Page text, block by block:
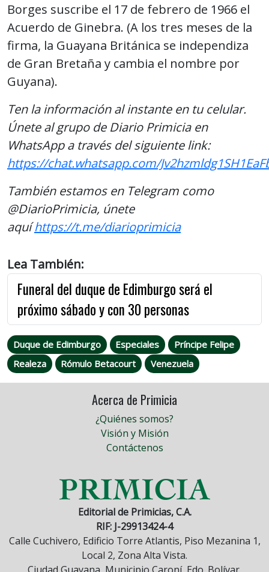
Borges suscribe el 17 de febrero de 1966 el
Acuerdo de Ginebra. (A los tres meses de la
firma, la Guayana Británica se independiza
de Gran Bretaña y cambia el nombre por
Guyana).
Ten la información al instante en tu celular.
Únete al grupo de Diario Primicia en
WhatsApp a través del siguiente link:
https://chat.whatsapp.com/
También estamos en Telegram como
@DiarioPrimicia, únete
aquíhttps://t.me/diarioprimicia
Lea También:
Funeral del duque de Edimburgo será el
próximo sábado y con 30 personas
Duque de Edimburgo Especiales
Príncipe Felipe
Realeza
Rómulo Betacourt Venezuela
Acerca de Primicia
¿Quiénes somos?
Visión y Misión
Contáctenos
Editorial de Primicias, C.A.
RIF: J-29913424-4
Calle Cuchivero, Edificio Torre Atlantis, Piso Mezanina 1,
Local 2, Zona Alta Vista.
Ciudad Guayana, Municipio Caroní, Edo. Bolívar,